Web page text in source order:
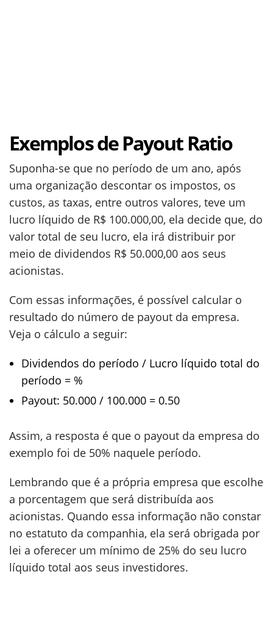
Exemplos de Payout Ratio
Suponha-se que no período de um ano, após
uma organização descontar os impostos, os
custos, as taxas, entre outros valores, teve um
lucro líquido de R$ 100.000,00, ela decide que, do
valor total de seu lucro, ela irá distribuir por
meio de dividendos R$ 50.000,00 aos seus
acionistas.
Com essas informações, é possível calcular o
resultado do número de payout da empresa.
Veja o cálculo a seguir:
Dividendos do período / Lucro líquido total do
período = %
Payout: 50.000 / 100.000 = 0.50
Assim, a resposta é que o payout da empresa do
exemplo foi de 50% naquele período.
Lembrando que é a própria empresa que escolhe
a porcentagem que será distribuída aos
acionistas. Quando essa informação não constar
no estatuto da companhia, ela será obrigada por
lei a oferecer um mínimo de 25% do seu lucro
líquido total aos seus investidores.